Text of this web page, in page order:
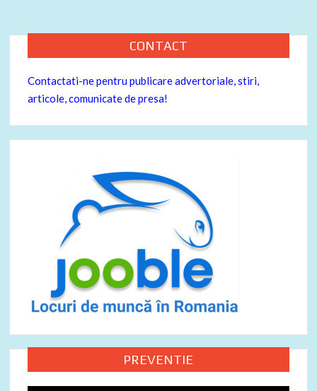
CONTACT
Contactati-ne pentru publicare advertoriale, stiri,
articole, comunicate de presa!
PREVENTIE